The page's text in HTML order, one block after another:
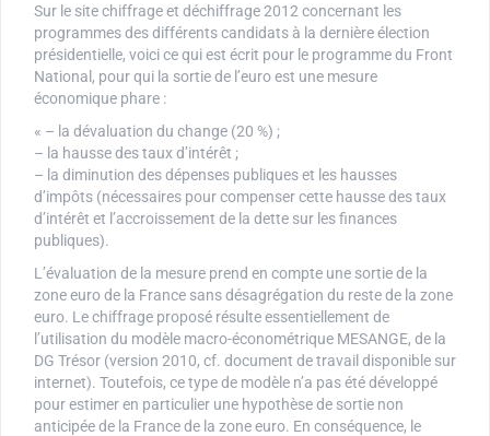
Sur le site chiffrage et déchiffrage 2012 concernant les
programmes des différents candidats à la dernière élection
présidentielle, voici ce qui est écrit pour le programme du Front
National, pour qui la sortie de l’euro est une mesure
économique phare :
« – la dévaluation du change (20 %) ;
– la hausse des taux d’intérêt ;
– la diminution des dépenses publiques et les hausses
d’impôts (nécessaires pour compenser cette hausse des taux
d’intérêt et l’accroissement de la dette sur les finances
publiques).
L’évaluation de la mesure prend en compte une sortie de la
zone euro de la France sans désagrégation du reste de la zone
euro. Le chiffrage proposé résulte essentiellement de
l’utilisation du modèle macro-économétrique MESANGE, de la
DG Trésor (version 2010, cf. document de travail disponible sur
internet). Toutefois, ce type de modèle n’a pas été développé
pour estimer en particulier une hypothèse de sortie non
anticipée de la France de la zone euro. En conséquence, le